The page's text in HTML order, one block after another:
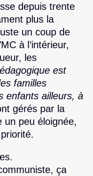
depuis trente
plus la
un coup de
à l’intérieur,
les
est
familles
enfants ailleurs, à
gérés par la
un peu éloignée,
ça